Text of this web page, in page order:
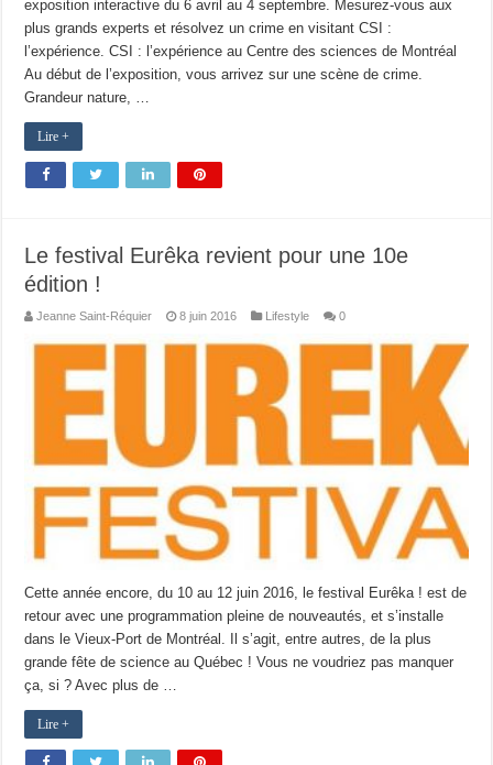
exposition interactive du 6 avril au 4 septembre. Mesurez-vous aux
plus grands experts et résolvez un crime en visitant CSI :
l’expérience. CSI : l’expérience au Centre des sciences de Montréal
Au début de l’exposition, vous arrivez sur une scène de crime.
Grandeur nature, …
Lire +
Le festival Eurêka revient pour une 10e
édition !
Jeanne Saint-Réquier 8 juin 2016 Lifestyle 0
Cette année encore, du 10 au 12 juin 2016, le festival Eurêka ! est de
retour avec une programmation pleine de nouveautés, et s’installe
dans le Vieux-Port de Montréal. Il s’agit, entre autres, de la plus
grande fête de science au Québec ! Vous ne voudriez pas manquer
ça, si ? Avec plus de …
Lire +